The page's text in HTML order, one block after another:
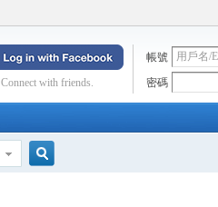
帳號
密碼
Connect with friends.